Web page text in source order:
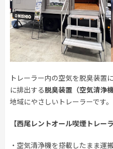
トレーラー内の空気を脱臭装置
に排出する脱臭装置（空気清浄機
地域にやさしいトレーラーです。
【西尾レントオール喫煙トレー
・空気清浄機を搭載したまま運